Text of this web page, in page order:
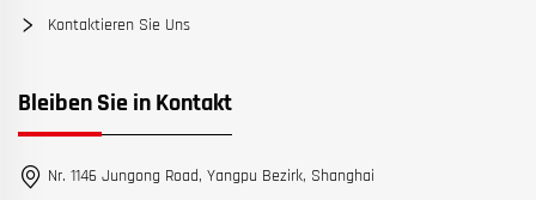
Kontaktieren Sie Uns
Bleiben Sie in Kontakt
Nr. 1146 Jungong Road, Yangpu Bezirk, Shanghai